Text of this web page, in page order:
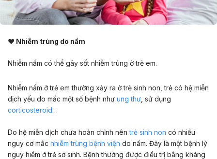
♥ Nhiễm trùng do nấm
Nhiễm nấm có thể gây sốt nhiễm trùng ở trẻ em.
Nhiễm nấm ở trẻ em thường xảy ra ở trẻ sinh non, trẻ có hệ miễn
dịch yếu do mắc một số bệnh như ung thư , sử dụng
corticosteroid…
Do hệ miễn dịch chưa hoàn chỉnh nêntrẻ sinh non có nhiều
nguy cơ mắc nhiễm trùng bệnh viện do nấm. Đây là một bệnh lý
nguy hiểm ở trẻ sơ sinh. Bệnh thường được điều trị bằng kháng